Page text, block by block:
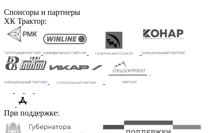
Спонсоры и партнеры
ХК Трактор:
При поддержке: